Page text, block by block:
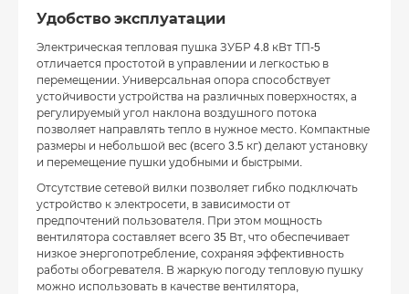
Удобство эксплуатации
Электрическая тепловая пушка ЗУБР 4.8 кВт ТП-5
отличается простотой в управлении и легкостью в
перемещении. Универсальная опора способствует
устойчивости устройства на различных поверхностях, а
регулируемый угол наклона воздушного потока
позволяет направлять тепло в нужное место. Компактные
размеры и небольшой вес (всего 3.5 кг) делают установку
и перемещение пушки удобными и быстрыми.
Отсутствие сетевой вилки позволяет гибко подключать
устройство к электросети, в зависимости от
предпочтений пользователя. При этом мощность
вентилятора составляет всего 35 Вт, что обеспечивает
низкое энергопотребление, сохраняя эффективность
работы обогревателя. В жаркую погоду тепловую пушку
можно использовать в качестве вентилятора,